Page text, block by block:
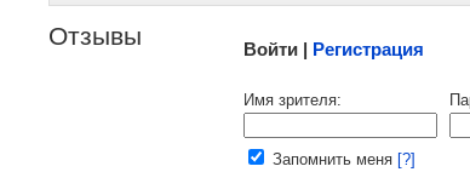
Отзывы Войти | Регистрация
Имя зрителя:
Запомнить меня [?]